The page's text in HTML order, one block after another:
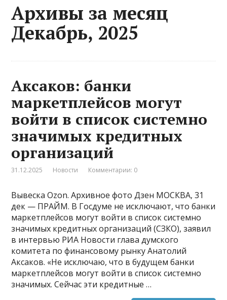
Архивы за месяц
Декабрь, 2025
Аксаков: банки
маркетплейсов могут
войти в список системно
значимых кредитных
организаций
31.12.2025 Новости Комментарии: 0
Вывеска Ozon. Архивное фото Дзен МОСКВА, 31
дек — ПРАЙМ. В Госдуме не исключают, что банки
маркетплейсов могут войти в список системно
значимых кредитных организаций (СЗКО), заявил
в интервью РИА Новости глава думского
комитета по финансовому рынку Анатолий
Аксаков. «Не исключаю, что в будущем банки
маркетплейсов могут войти в список системно
значимых. Сейчас эти кредитные …